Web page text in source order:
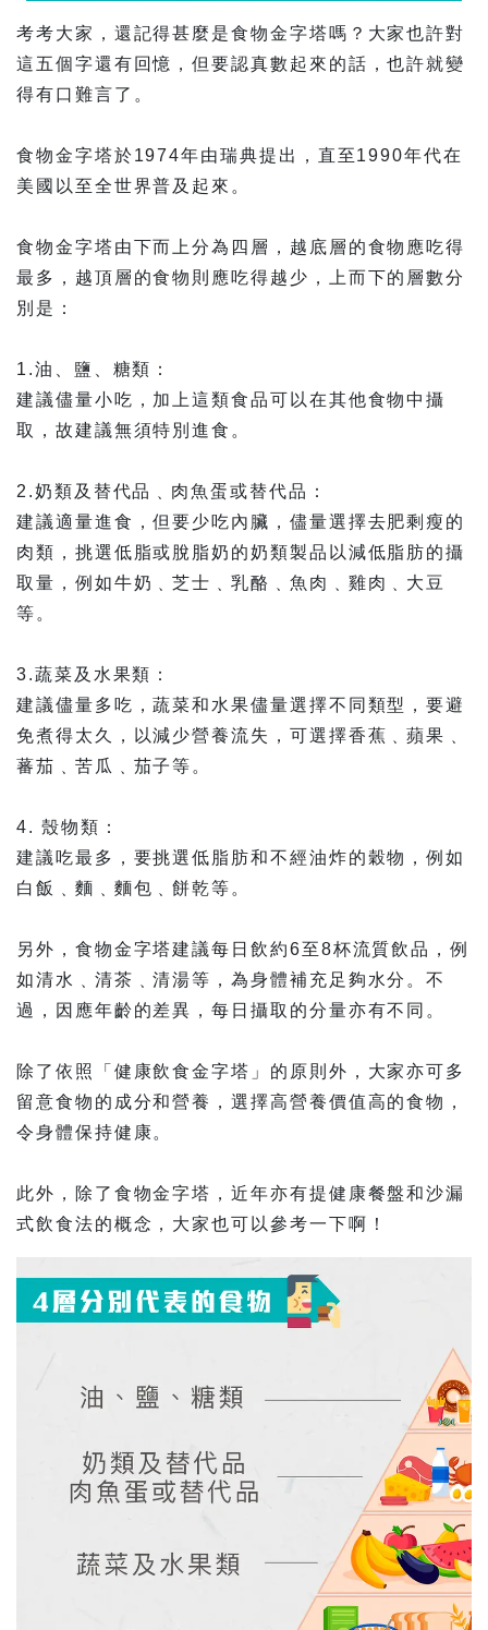
考考大家，還記得甚麼是食物金字塔嗎？大家也許對
這五個字還有回憶，但要認真數起來的話，也許就變
得有口難言了。
食物金字塔於1974年由瑞典提出，直至1990年代在
美國以至全世界普及起來。
食物金字塔由下而上分為四層，越底層的食物應吃得
最多，越頂層的食物則應吃得越少，上而下的層數分
別是：
1.油、鹽、糖類：
建議儘量小吃，加上這類食品可以在其他食物中攝
取，故建議無須特別進食。
2.奶類及替代品﹑肉魚蛋或替代品：
建議適量進食，但要少吃內臟，儘量選擇去肥剩瘦的
肉類，挑選低脂或脫脂奶的奶類製品以減低脂肪的攝
取量，例如牛奶﹑芝士﹑乳酪﹑魚肉﹑雞肉﹑大豆
等。
3.蔬菜及水果類：
建議儘量多吃，蔬菜和水果儘量選擇不同類型，要避
免煮得太久，以減少營養流失，可選擇香蕉﹑蘋果﹑
蕃茄﹑苦瓜﹑茄子等。
4. 殼物類：
建議吃最多，要挑選低脂肪和不經油炸的穀物，例如
白飯﹑麵﹑麵包﹑餅乾等。
另外，食物金字塔建議每日飲約6至8杯流質飲品，例
如清水﹑清茶﹑清湯等，為身體補充足夠水分。不
過，因應年齡的差異，每日攝取的分量亦有不同。
除了依照「健康飲食金字塔」的原則外，大家亦可多
留意食物的成分和營養，選擇高營養價值高的食物，
令身體保持健康。
此外，除了食物金字塔，近年亦有提健康餐盤和沙漏
式飲食法的概念，大家也可以參考一下啊！